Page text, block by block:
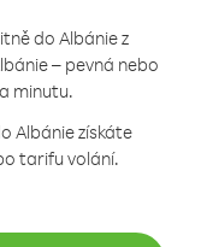
do Albánie z
– pevná nebo
minutu.
Albánie získáte
tarifu volání.